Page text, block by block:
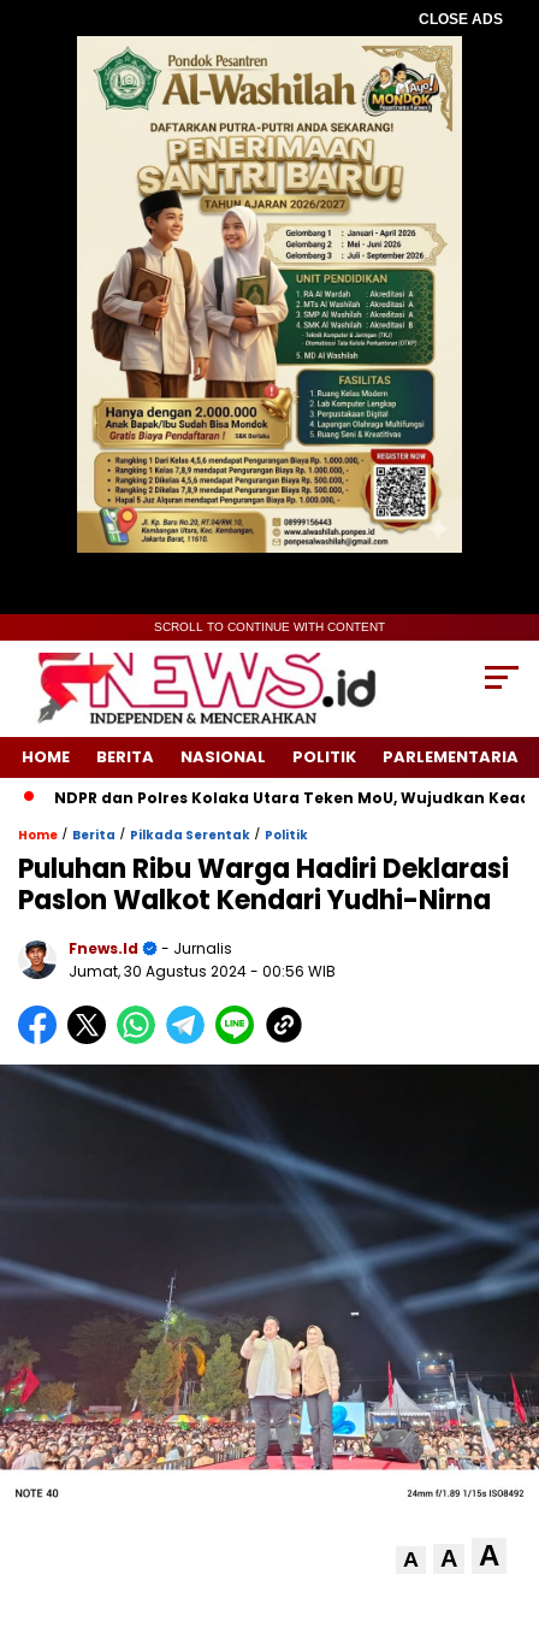
CLOSE ADS
SCROLL TO CONTINUE WITH CONTENT
HOME BERITA NASIONAL POLITIK PARLEMENTARIA
NDPR dan Polres Kolaka Utara Teken MoU, Wujudkan
Home / Berita / Pilkada Serentak / Politik
Puluhan Ribu Warga Hadiri Deklarasi
Paslon Walkot Kendari Yudhi-Nirna
Fnews.id
- Jurnalis
Jumat, 30 Agustus 2024- 00:56 WIB
A A A